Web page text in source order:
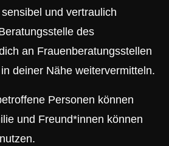
und vertraulich
des
an Frauenberatungsstellen
deiner Nähe weitervermitteln.
Personen können
und Freund*innen können